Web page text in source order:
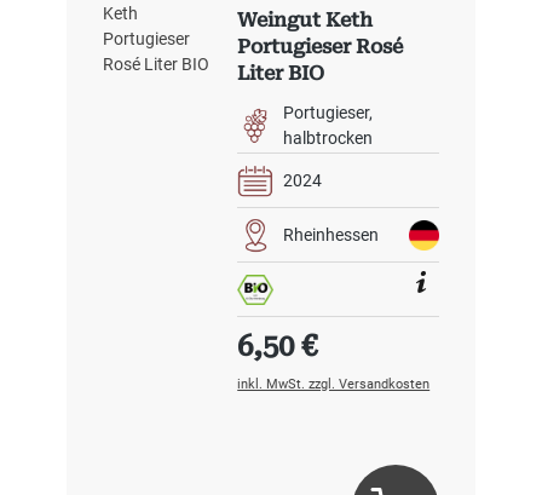
Weingut Keth
Portugieser Rosé
Liter BIO
Portugieser
halbtrocken
2024
Rheinhessen
Regulärer Preis:
6,50 €
inkl. MwSt. zzgl. Versandkosten